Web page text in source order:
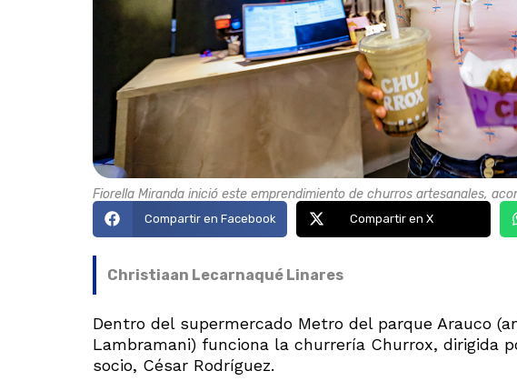
Fiorella Miranda inició este emprendimiento de churros artesanales,
Compartir en Facebook Compartir en X
Christiaan Lecarnaqué Linares
Dentro del supermercado Metro del parque Arauco
Lambramani) funciona la churrería Churrox, dirigida
socio, César Rodríguez.